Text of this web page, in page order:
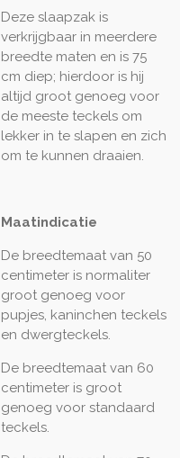
Deze slaapzak is
verkrijgbaar in meerdere
breedte maten en is 75
cm diep; hierdoor is hij
altijd groot genoeg voor
de meeste teckels om
lekker in te slapen en zich
om te kunnen draaien.
Maatindicatie
De breedtemaat van 50
centimeter is normaliter
groot genoeg voor
pupjes, kaninchen teckels
en dwergteckels.
De breedtemaat van 60
centimeter is groot
genoeg voor standaard
teckels.